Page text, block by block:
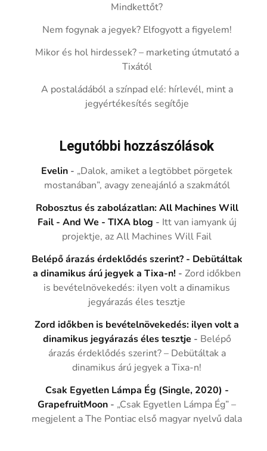
Mindkettőt?
Nem fogynak a jegyek? Elfogyott a figyelem!
Mikor és hol hirdessek? – marketing útmutató a
Tixától
A postaládából a színpad elé: hírlevél, mint a
jegyértékesítés segítője
Legutóbbi hozzászólások
Evelin - „Dalok, amiket a legtöbbet pörgetek
mostanában”, avagy zeneajánló a szakmától
Robosztus és zabolázatlan: All Machines Will
Fail - And We - TIXA blog - Itt van iamyank új
projektje, az All Machines Will Fail
Belépő árazás érdeklődés szerint? - Debütáltak
a dinamikus árú jegyek a Tixa-n! -Zord időkben
is bevételnövekedés: ilyen volt a dinamikus
jegyárazás éles tesztje
Zord időkben is bevételnövekedés: ilyen volt a
dinamikus jegyárazás éles tesztje - Belépő
árazás érdeklődés szerint? – Debütáltak a
dinamikus árú jegyek a Tixa-n!
Csak Egyetlen Lámpa Ég (Single, 2020) -
GrapefruitMoon - „Csak Egyetlen Lámpa Ég” –
megjelent a The Pontiac első magyar nyelvű dala